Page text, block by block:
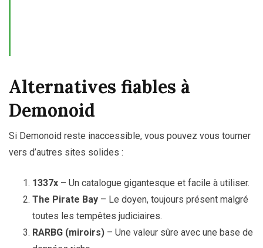
Alternatives fiables à
Demonoid
Si Demonoid reste inaccessible, vous pouvez vous tourner
vers d’autres sites solides :
1337x – Un catalogue gigantesque et facile à utiliser.
The Pirate Bay – Le doyen, toujours présent malgré
toutes les tempêtes judiciaires.
RARBG (miroirs) – Une valeur sûre avec une base de